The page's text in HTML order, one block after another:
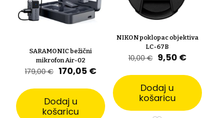
SARAMONIC bežični
mikrofon Air-02
179,00€ Izvorna
bila
je:
179,00 €.
170,05 €Trenutna
cijena
je:
170,05 €.
Dodaj u
košaricu
NIKON poklopac objektiva
LC-67B
10,00€ Izvorna
bila
je:
10,00 €.
9,50 €
je:
9,50 €.
Dodaj u
košaricu